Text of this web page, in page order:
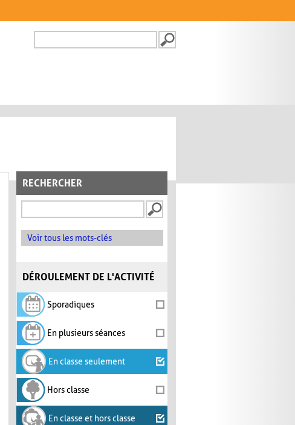
FORMULAIRE DE
RECHERCHER
Voir tous les mots-clés
DÉROULEMENT DE L'ACTIVITÉ
Sporadiques
En plusieurs séances
En classe seulement
Hors classe
En classe et hors classe